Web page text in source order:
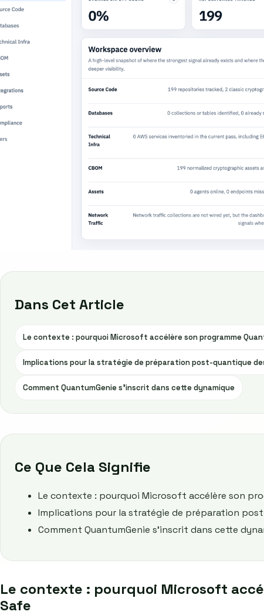
Dans Cet Article
Le contexte : pourquoi Microsoft accélère son programme
Implications pour la stratégie de préparation post-quantique
Comment QuantumGenie s'inscrit dans cette dynamique
Ce Que Cela Signifie
Le contexte : pourquoi Microsoft accélère son
Implications pour la stratégie de préparation
Comment QuantumGenie s'inscrit dans cette
Le contexte : pourquoi Microsoft
Safe